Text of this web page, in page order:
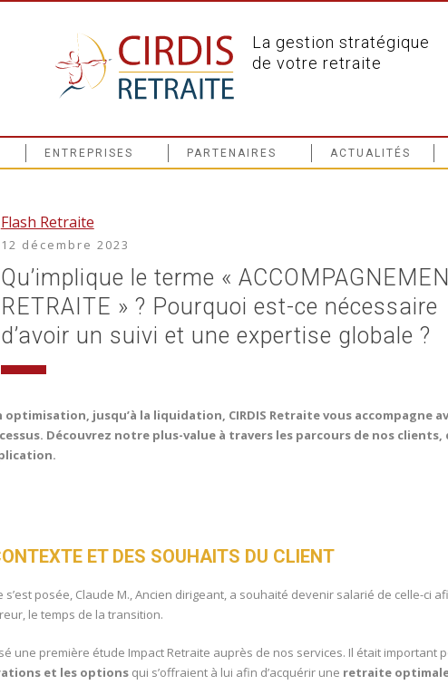
La gestion stratégique
de votre retraite
ENTREPRISES PARTENAIRES ACTUALITÉS
Flash Retraite
12 décembre 2023
Qu’implique le terme «
RETRAITE » ? Pourquoi est-ce nécessaire
d’avoir un suivi et une expertise globale ?
jusqu’à la liquidation, CIRDIS Retraite vous accompagne
Découvrez notre plus-value à travers les parcours de nos clients,
ET DES SOUHAITS DU CLIENT
posée, Claude M., Ancien dirigeant, a souhaité devenir salarié de celle-ci
le temps de la transition.
une première étude Impact Retraite auprès de nos services. Il était important
et les optionsqui s’offraient à lui afin d’acquérir une retraite